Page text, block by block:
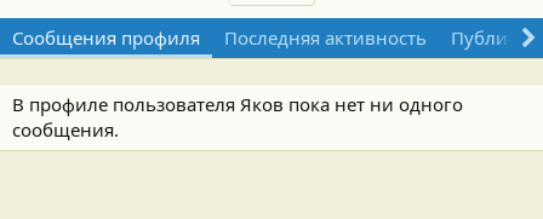
Сообщения профиля Последняя активность
В профиле пользователя Яков пока нет ни одного
сообщения.